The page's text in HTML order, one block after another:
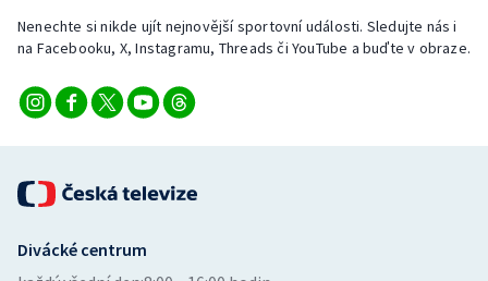
Nenechte si nikde ujít nejnovější sportovní události. Sledujte nás i
na Facebooku, X, Instagramu, Threads či YouTube a buďte v obraze.
Divácké centrum